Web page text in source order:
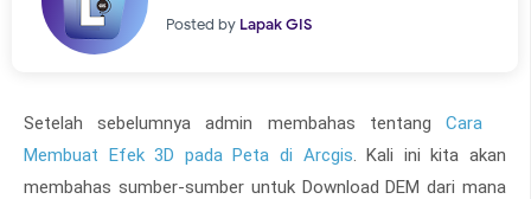
Posted by Lapak GIS
Setelah sebelumnya admin membahas tentang Cara
Membuat Efek 3D pada Peta di Arcgis . Kali ini kita akan
membahas sumber-sumber untuk Download DEM dari mana